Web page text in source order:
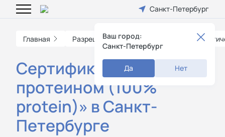
Санкт-Петербург
Ваш город:
Санкт-Петербург
Да Нет
Главная Разрешительные документы
Сертификат «Богат
протеином (100%
protein)» в Санкт-
Петербурге